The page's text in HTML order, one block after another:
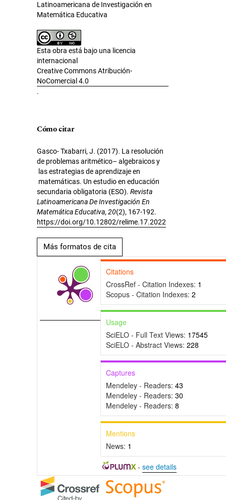
Latinoamericana de Investigación en
Matemática Educativa
Esta obra está bajo una licencia
internacional
Creative Commons Atribución-
NoComercial 4.0
.
Cómo citar
Gasco- Txabarri, J. (2017). La resolución
de problemas aritmético– algebraicos y
las estrategias de aprendizaje en
matemáticas. Un estudio en educación
secundaria obligatoria (ESO). Revista
Latinoamericana De Investigación En
Matemática Educativa,20(2), 167-192.
https://doi.org/10.12802/relime.17.2022
Más formatos de cita
Citations
CrossRef - Citation Indexes: 1
Scopus - Citation Indexes: 2
Usage
SciELO - Full Text Views: 17545
SciELO - Abstract Views: 228
Captures
Mendeley - Readers: 43
Mendeley - Readers: 30
Mendeley - Readers: 8
Mentions
News: 1
- see details